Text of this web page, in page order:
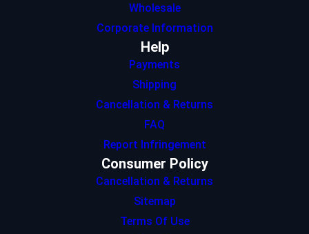
Wholesale
Corporate Information
Help
Payments
Shipping
Cancellation & Returns
FAQ
Report Infringement
Consumer Policy
Cancellation & Returns
Sitemap
Terms Of Use